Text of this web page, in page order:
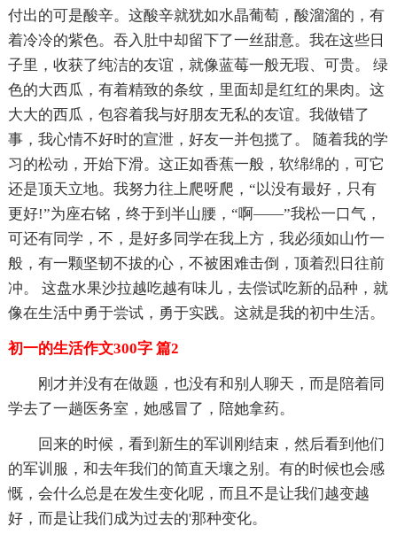
付出的可是酸辛。这酸辛就犹如水晶葡萄，酸溜溜的，有
着冷冷的紫色。吞入肚中却留下了一丝甜意。我在这些日
子里，收获了纯洁的友谊，就像蓝莓一般无瑕、可贵。 绿
色的大西瓜，有着精致的条纹，里面却是红红的果肉。这
大大的西瓜，包容着我与好朋友无私的友谊。我做错了
事，我心情不好时的宣泄，好友一并包揽了。 随着我的学
习的松动，开始下滑。这正如香蕉一般，软绵绵的，可它
还是顶天立地。我努力往上爬呀爬，“以没有最好，只有
更好!”为座右铭，终于到半山腰，“啊——”我松一口气，
可还有同学，不，是好多同学在我上方，我必须如山竹一
般，有一颗坚韧不拔的心，不被困难击倒，顶着烈日往前
冲。 这盘水果沙拉越吃越有味儿，去偿试吃新的品种，就
像在生活中勇于尝试，勇于实践。这就是我的初中生活。
初一的生活作文300字 篇2
刚才并没有在做题，也没有和别人聊天，而是陪着同
学去了一趟医务室，她感冒了，陪她拿药。
回来的时候，看到新生的军训刚结束，然后看到他们
的军训服，和去年我们的简直天壤之别。有的时候也会感
慨，会什么总是在发生变化呢，而且不是让我们越变越
好，而是让我们成为过去的'那种变化。